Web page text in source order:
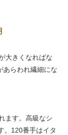
大きくなればな
あらわれ繊細にな
ます。高級なシ
。120番手はイタ